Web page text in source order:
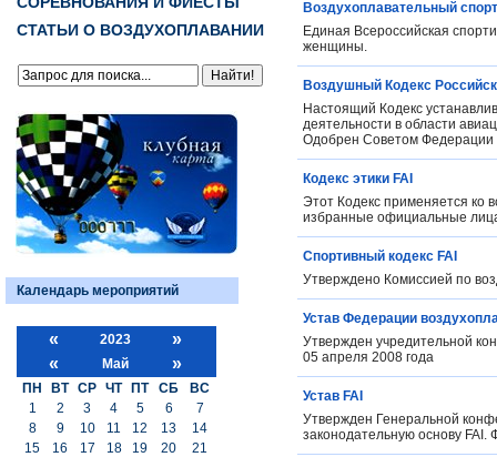
СТАТЬИ О ВОЗДУХОПЛАВАНИИ
Календарь мероприятий
« 2023
»
«
Май »
ПН ВТ СР ЧТ ПТ СБ
ВС
1
2 3 4 5 6
7
8
9 10 11 12 13
14
15
16 17 18 19 20
21
Воздухоплавательный
Единая Всероссийская
женщины.
Воздушный Кодекс
Настоящий Кодекс
деятельности в области
Одобрен Советом Федерации
Кодекс этики FAI
Этот Кодекс применяется ко
избранные официальные
Спортивный кодекс FAI
Утверждено Комиссией по
Устав Федерации
Утвержден учредительной
05 апреля 2008 года
Устав FAI
Утвержден Генеральной
законодательную основу FAI.